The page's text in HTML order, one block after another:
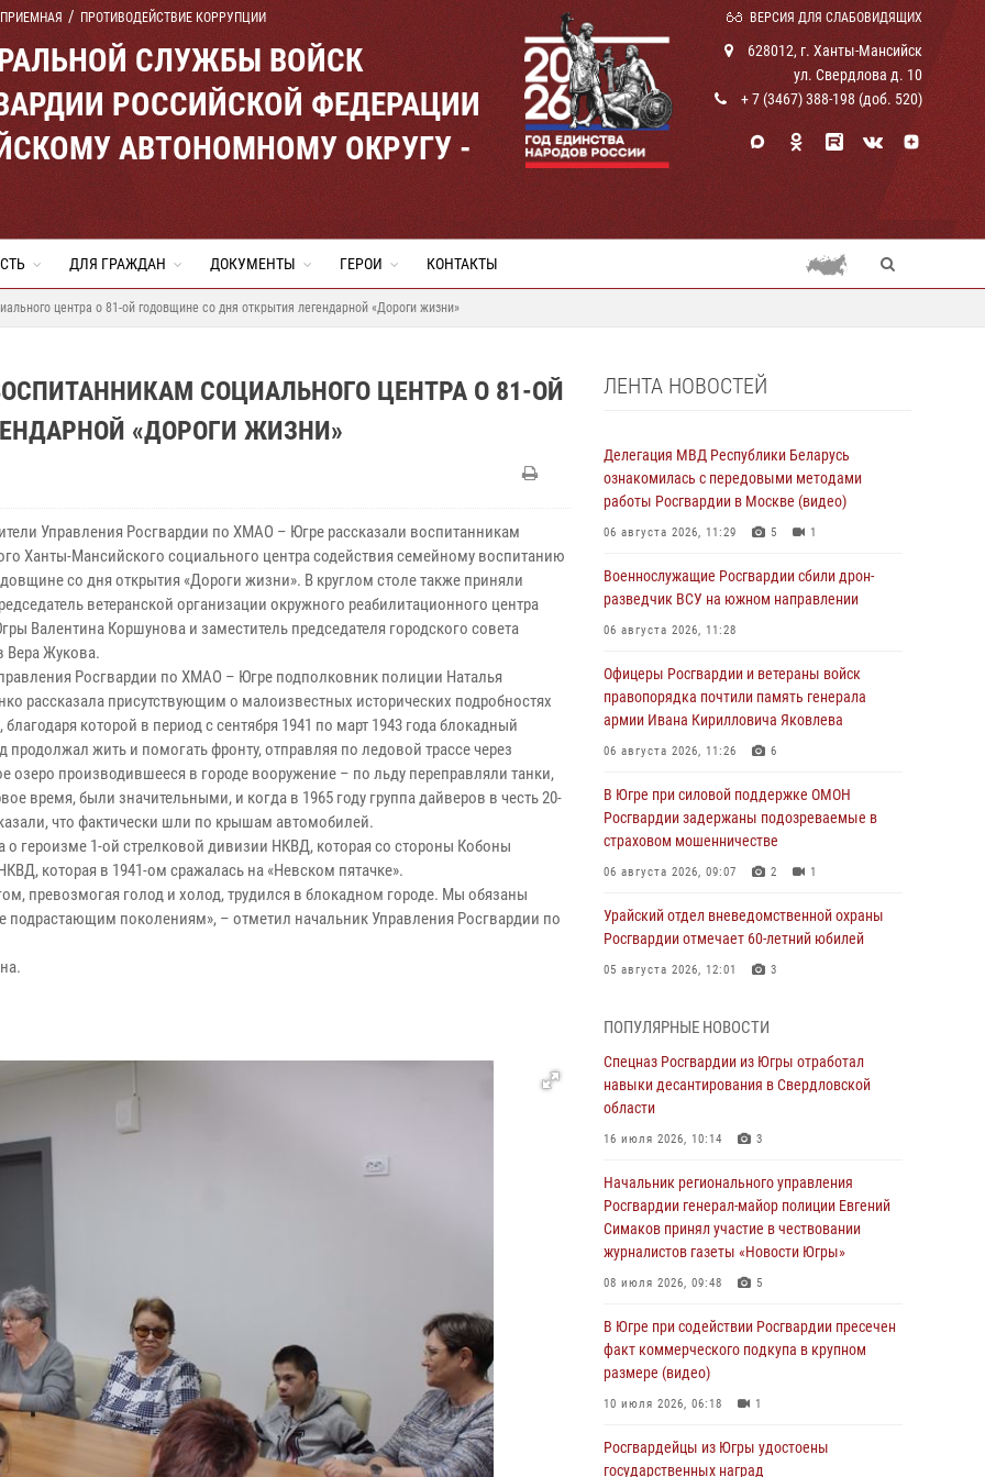
ПРОТИВОДЕЙСТВИЕ КОРРУПЦИИ ВЕРСИЯ ДЛЯ СЛАБОВИДЯЩИХ
СЛУЖБЫ ВОЙСК
РОССИЙСКОЙ ФЕДЕРАЦИИ
АВТОНОМНОМУ ОКРУГУ -
628012, г. Ханты-Мансийск
ул. Свердлова д. 10
+ 7 (3467) 388-198 (доб. 520)
ДЛЯ ГРАЖДАН ДОКУМЕНТЫ ГЕРОИ КОНТАКТЫ
центра о 81-ой годовщине со дня открытия легендарной «Дороги жизни»
СОЦИАЛЬНОГО ЦЕНТРА О 81-ОЙ
«ДОРОГИ ЖИЗНИ»
Управления Росгвардии по ХМАО – Югре рассказали воспитанникам
Ханты-Мансийского социального центра содействия семейному воспитанию
со дня открытия «Дороги жизни». В круглом столе также приняли
ветеранской организации окружного реабилитационного центра
Валентина Коршунова и заместитель председателя городского совета
Вера Жукова.
Росгвардии по ХМАО – Югре подполковник полиции Наталья
рассказала присутствующим о малоизвестных исторических подробностях
которой в период с сентября 1941 по март 1943 года блокадный
продолжал жить и помогать фронту, отправляя по ледовой трассе через
озеро производившееся в городе вооружение – по льду переправляли танки,
время, были значительными, и когда в 1965 году группа дайверов в честь 20-
что фактически шли по крышам автомобилей.
о героизме 1-ой стрелковой дивизии НКВД, которая со стороны Кобоны
которая в 1941-ом сражалась на «Невском пятачке».
превозмогая голод и холод, трудился в блокадном городе. Мы обязаны
подрастающим поколениям», – отметил начальник Управления Росгвардии по
ЛЕНТА НОВОСТЕЙ
Делегация МВД Республики Беларусь
ознакомилась с передовыми методами
работы Росгвардии в Москве (видео)
06 августа 2026, 11:29 5 1
Военнослужащие Росгвардии сбили дрон-
разведчик ВСУ на южном направлении
06 августа 2026, 11:28
Офицеры Росгвардии и ветераны войск
правопорядка почтили память генерала
армии Ивана Кирилловича Яковлева
06 августа 2026, 11:26 6
В Югре при силовой поддержке ОМОН
Росгвардии задержаны подозреваемые в
страховом мошенничестве
06 августа 2026, 09:07 2 1
Урайский отдел вневедомственной охраны
Росгвардии отмечает 60-летний юбилей
05 августа 2026, 12:01 3
посвященных дню рождения генерала армии
Ивана Яковлева
05 августа 2026, 11:31 4
В Югре ОМОН Росгвардии оказал содействие
05 августа 2026, 11:14
В Югре сотрудники вневедомственной
охраны Росгвардии пресекли более 100
противоправных деяний за прошедшую
05 августа 2026, 05:56
Генерал-полковник Юрий Аверин выступил на
Всероссийском молодёжном
смыслов»
ПОПУЛЯРНЫЕ НОВОСТИ
Спецназ Росгвардии из Югры отработал
навыки десантирования в Свердловской
области
16 июля 2026, 10:14 3
Начальник регионального управления
Росгвардии генерал-майор полиции Евгений
Симаков принял участие в чествовании
журналистов газеты «Новости Югры»
08 июля 2026, 09:48 5
В Югре при содействии Росгвардии пресечен
факт коммерческого подкупа в крупном
размере (видео)
10 июля 2026, 06:18 1
Росгвардейцы из Югры удостоены
государственных наград